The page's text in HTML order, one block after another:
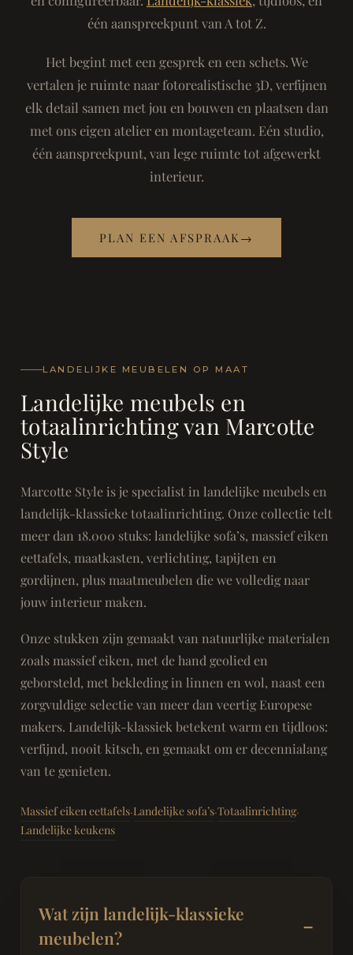
één aanspreekpunt van A tot Z.
Het begint met een gesprek en een schets. We
vertalen je ruimte naar fotorealistische 3D, verfijnen
elk detail samen met jou en bouwen en plaatsen dan
met ons eigen atelier en montageteam. Eén studio,
één aanspreekpunt, van lege ruimte tot afgewerkt
interieur.
PLAN EEN AFSPRAAK →
LANDELIJKE MEUBELEN OP MAAT
Landelijke meubels en
totaalinrichting van Marcotte
Style
Marcotte Style is je specialist in landelijke meubels en
landelijk-klassieke totaalinrichting. Onze collectie telt
meer dan 18.000 stuks: landelijke sofa’s, massief eiken
eettafels, maatkasten, verlichting, tapijten en
gordijnen, plus maatmeubelen die we volledig naar
jouw interieur maken.
Onze stukken zijn gemaakt van natuurlijke materialen
zoals massief eiken, met de hand geolied en
geborsteld, met bekleding in linnen en wol, naast een
zorgvuldige selectie van meer dan veertig Europese
makers. Landelijk-klassiek betekent warm en tijdloos:
verfijnd, nooit kitsch, en gemaakt om er decennialang
van te genieten.
Massief eiken eettafels·Landelijke sofa’s·Totaalinrichting·
Landelijke keukens
Wat zijn landelijk-klassieke
meubelen?